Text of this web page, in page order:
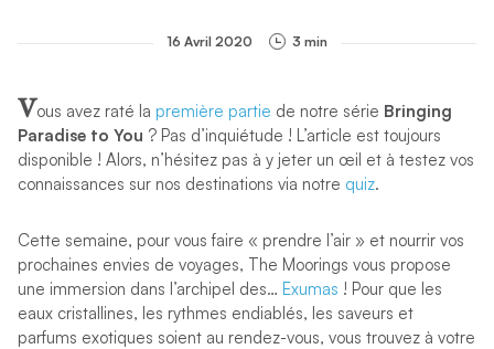
16 Avril 2020 3 min
Vous avez raté la première partie de notre série Bringing
Paradise to You ? Pas d’inquiétude ! L’article est toujours
disponible ! Alors, n’hésitez pas à y jeter un œil et à testez vos
connaissances sur nos destinations via notre quiz.
Cette semaine, pour vous faire « prendre l’air » et nourrir vos
prochaines envies de voyages, The Moorings vous propose
une immersion dans l’archipel des… Exumas ! Pour que les
eaux cristallines, les rythmes endiablés, les saveurs et
parfums exotiques soient au rendez-vous, vous trouvez à votre